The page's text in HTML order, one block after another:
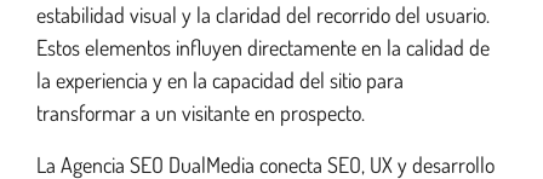
estabilidad visual y la claridad del recorrido del usuario.
Estos elementos influyen directamente en la calidad de
la experiencia y en la capacidad del sitio para
transformar a un visitante en prospecto.
La Agencia SEO DualMedia conecta SEO, UX y desarrollo